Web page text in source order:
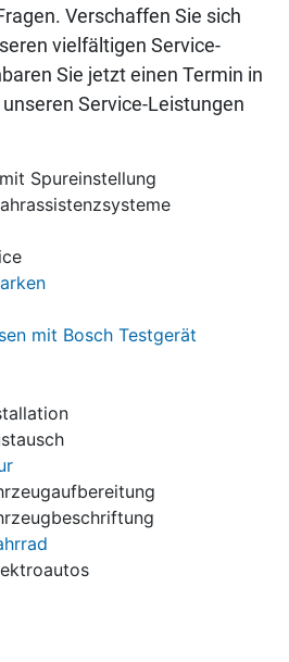
Verschaffen Sie sich
vielfältigen Service-
Sie jetzt einen Termin in
Service-Leistungen
Spureinstellung
mit Bosch Testgerät